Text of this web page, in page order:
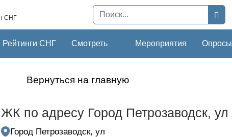
СНГ
Рейтинги СНГ Смотреть Мероприятия Опросы
Вернуться на главную
ЖК по адресу Город Петрозаводск, ул
Город Петрозаводск, ул